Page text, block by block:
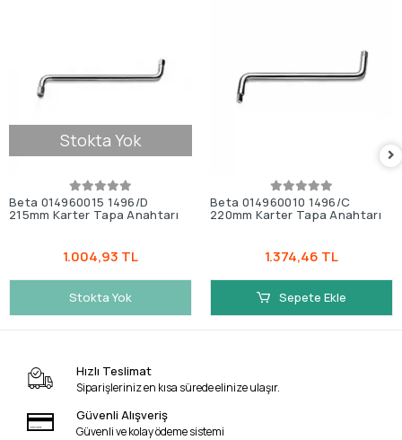
Stokta Yok
Beta 014960015 1496/D
215mm Karter Tapa Anahtarı
1.004,93 TL
Stokta Yok
Beta 014960010 1496/C
220mm Karter Tapa Anahtarı
1.374,46 TL
Sepete Ekle
Hızlı Teslimat
Siparişleriniz en kısa sürede elinize ulaşır.
Güvenli Alışveriş
Güvenli ve kolay ödeme sistemi